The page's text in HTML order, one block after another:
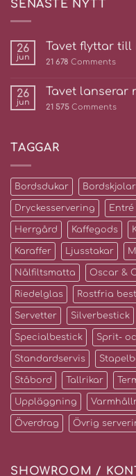
SENASTE NYTT
26
jun
Tavet flyttar
21 678 Comments
26
jun
Tavet lanserar
21 575 Comments
TAGGAR
Bordsdukar Bordskjolar
Dryckesservering
Herrgård Kaffegods
Karaffer Ljusstakar
Nålfiltsmatta Oscar &
Riedelglas Rostfria
Servetter Silverbestick
Specialbestick Sprit-
Standardservis
Ståbord Tallrikar
Uppläggning
Överdrag Övrig
SHOWROOM /